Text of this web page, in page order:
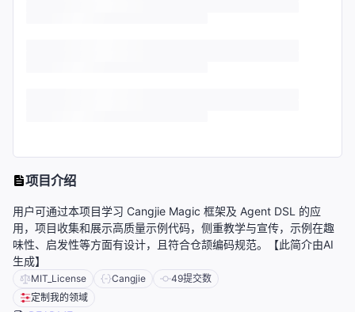
项目介绍
用户可通过本项目学习 Cangjie Magic 框架及 Agent DSL 的应
用，项目收集和展示高质量示例代码，侧重教学与宣传，示例在趣
味性、启发性等方面有设计，且符合仓颉编码规范。【此简介由AI
生成】
MIT_License Cangjie 49提交数
定制我的领域